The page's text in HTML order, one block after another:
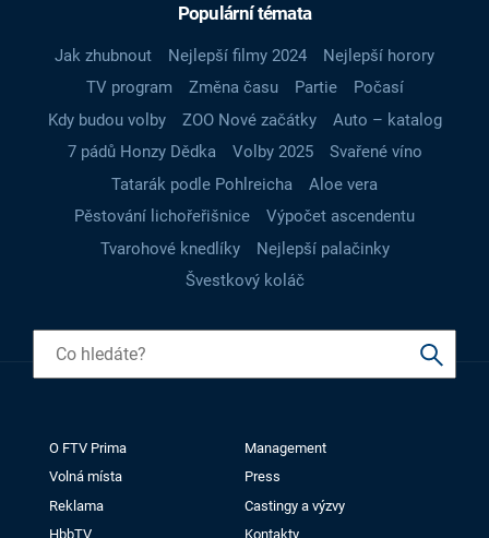
Populární témata
Jak zhubnout Nejlepší filmy 2024
Nejlepší horory
TV program
Změna času Partie
Počasí
Kdy budou volby
ZOO Nové začátky
Auto – katalog
7 pádů Honzy Dědka
Volby 2025
Svařené víno
Tatarák podle Pohlreicha
Aloe vera
Pěstování lichořeřišnice
Výpočet ascendentu
Tvarohové knedlíky
Nejlepší palačinky
Švestkový koláč
O FTV Prima
Management
Volná místa
Press
Reklama
Castingy a výzvy
HbbTV
Kontakty